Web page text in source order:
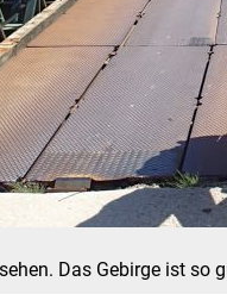
Das Gebirge ist